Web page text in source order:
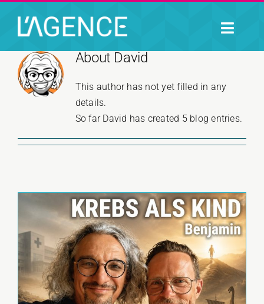
springen
HOME
PORTFOLIO
About David
This author has not yet filled in any
details.
So far David has created 5 blog entries.